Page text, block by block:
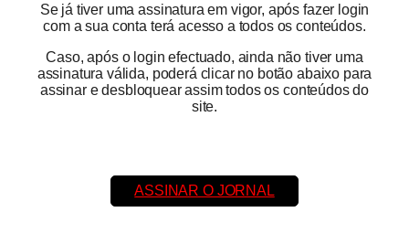
Se já tiver uma assinatura em vigor, após fazer login
com a sua conta terá acesso a todos os conteúdos.
Caso, após o login efectuado, ainda não tiver uma
assinatura válida, poderá clicar no botão abaixo para
assinar e desbloquear assim todos os conteúdos do
site.
ASSINAR O JORNAL